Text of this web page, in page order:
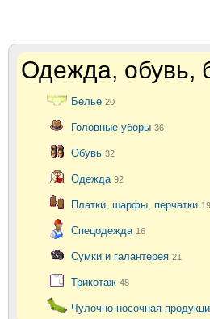
Одежда, обувь,
Белье 20
Головные уборы 36
Обувь 32
Одежда 92
Платки, шарфы, перчатки 19
Спецодежда 16
Сумки и галантерея 21
Трикотаж 48
Чулочно-носочная